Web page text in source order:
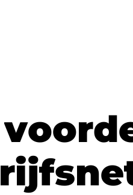
voord
rijfsne